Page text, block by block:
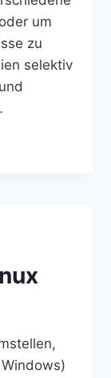
um
zu
selektiv